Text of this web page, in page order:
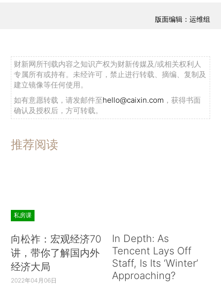
版面编辑：运维组
财新网所刊载内容之知识产权为财新传媒及/或相关权利人
专属所有或持有。未经许可，禁止进行转载、摘编、复制及
建立镜像等任何使用。
如有意愿转载，请发邮件至hello@caixin.com ，获得书面
确认及授权后，方可转载。
推荐阅读
私房课
向松祚：宏观经济70
讲，带你了解国内外
经济大局
2022年04月06日
In Depth: As
Tencent Lays Off
Staff, Is Its ‘Winter’
Approaching?